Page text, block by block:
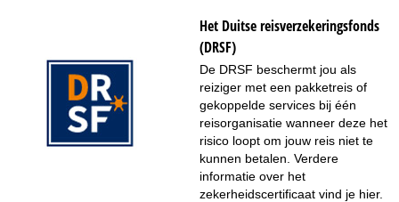
Het Duitse reisverzekeringsfonds
(DRSF)
De DRSF beschermt jou als
reiziger met een pakketreis of
gekoppelde services bij één
reisorganisatie wanneer deze het
risico loopt om jouw reis niet te
kunnen betalen. Verdere
informatie over het
zekerheidscertificaat vind je hier.